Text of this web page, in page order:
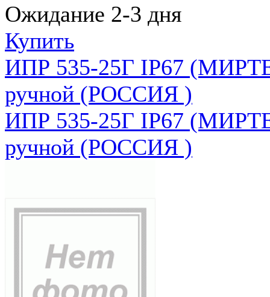
Ожидание 2-3 дня
Купить
ИПР 535-25Г IP67
ручной (РОССИЯ )
ИПР 535-25Г IP67
ручной (РОССИЯ )